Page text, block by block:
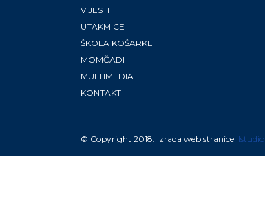
VIJESTI
UTAKMICE
ŠKOLA KOŠARKE
MOMČADI
MULTIMEDIA
KONTAKT
© Copyright 2018. Izrada web stranice ilstudio